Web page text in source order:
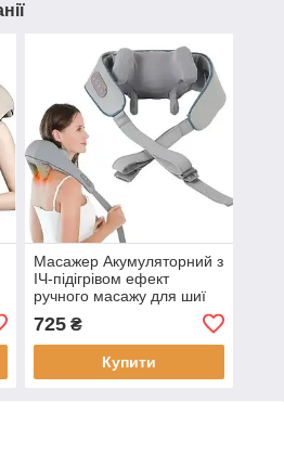
Масажер Акумуляторний з
ІЧ-підігрівом ефект
ручного масажу для шиї
плечей і попереку Шіацу
725₴
Купити